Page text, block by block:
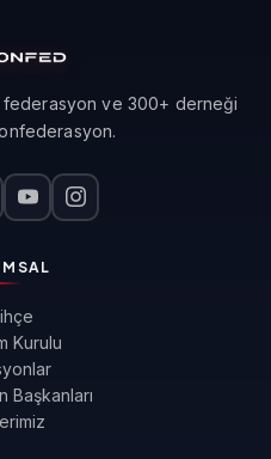
federasyon ve 300+ derneği
Kurulu
Başkanları